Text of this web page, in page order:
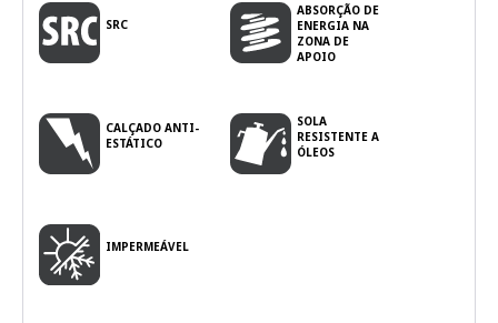
SRC
ABSORÇÃO DE
ENERGIA NA
ZONA DE
APOIO
CALÇADO ANTI-
ESTÁTICO
SOLA
RESISTENTE A
ÓLEOS
IMPERMEÁVEL